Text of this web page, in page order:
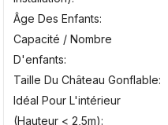
Âge Des Enfants
Capacité / Nombre
D'enfants
Taille Du Château Gonflable
Idéal Pour L'intérieur
(hauteur < 2,5m)